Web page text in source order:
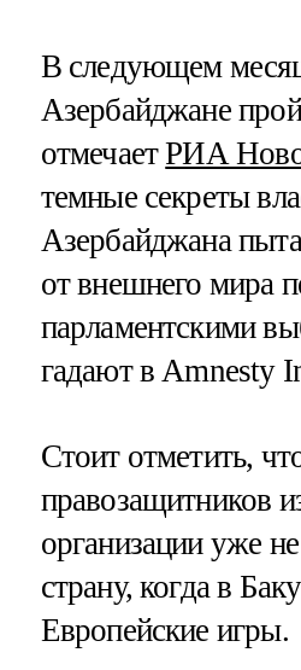
В следующем
Азербайджане
отмечаетРИА
темные секреты
Азербайджана
от внешнего мира
парламентскими
гадают в Amnesty
Стоит отметить,
правозащитников
организации уже
страну, когда в
Европейские игры.